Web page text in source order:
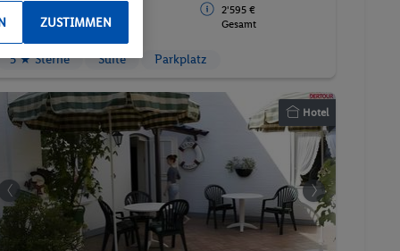
2'595 €
Gesamt
5 ★ Sterne Suite Parkplatz
Hotel
ZUSTIMMEN